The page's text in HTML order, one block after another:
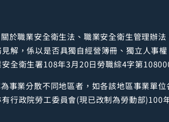
於職業安全衛生法、職業安全衛生管理辦
解，係以是否具獨自經營簿冊、獨立人事
全衛生署108年3月20日勞職綜4字第
事業分散不同地區者，如各該地區事業單
行政院勞工委員會(現已改制為勞動部)100